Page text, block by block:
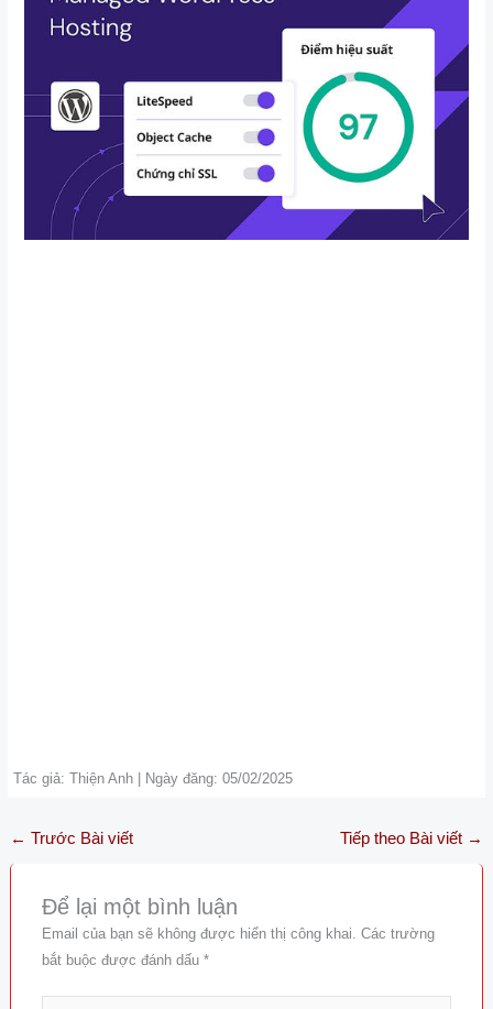
Tác giả: Thiện Anh | Ngày đăng: 05/02/2025
← Trước Bài viết Tiếp theo Bài viết →
Để lại một bình luận
Email của bạn sẽ không được hiển thị công khai. Các trường
bắt buộc được đánh dấu *